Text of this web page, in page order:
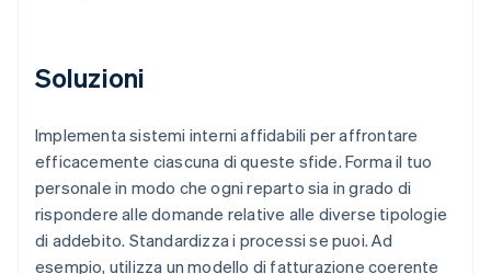
Soluzioni
Implementa sistemi interni affidabili per affrontare
efficacemente ciascuna di queste sfide. Forma il tuo
personale in modo che ogni reparto sia in grado di
rispondere alle domande relative alle diverse tipologie
di addebito. Standardizza i processi se puoi. Ad
esempio, utilizza un modello di fatturazione coerente